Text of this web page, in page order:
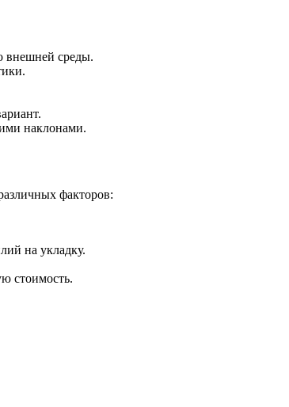
внешней среды.
наклонами.
факторов:
на укладку.
стоимость.